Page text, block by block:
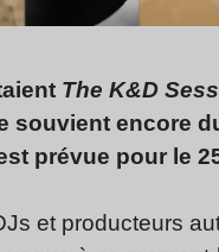
The K&D
souvient encore
prévue pour le
et producteurs